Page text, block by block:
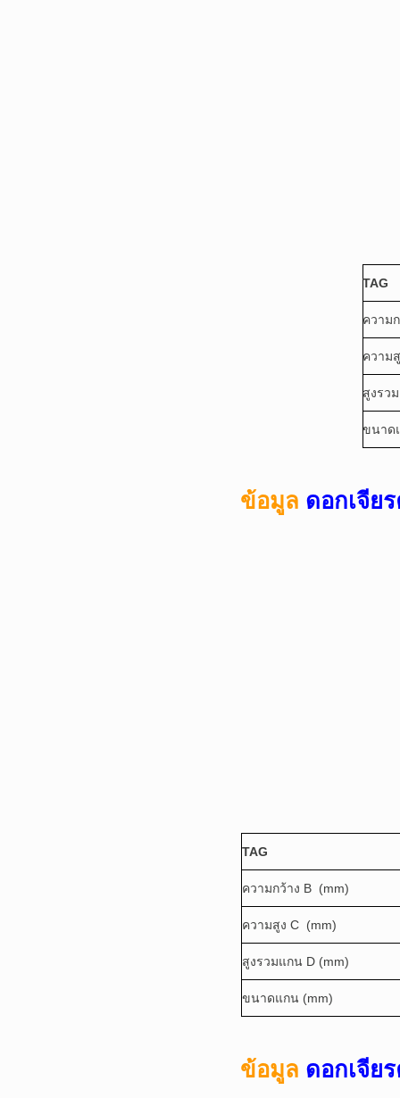
TAG
ความ
ความ
สูงรว
ขนาด
ข้อมูล ดอกเจีย
TAG
ความกว้าง B (mm)
ความสูง C (mm)
สูงรวมแกน D (mm)
ขนาดแกน (mm)
ข้อมูล ดอกเจีย